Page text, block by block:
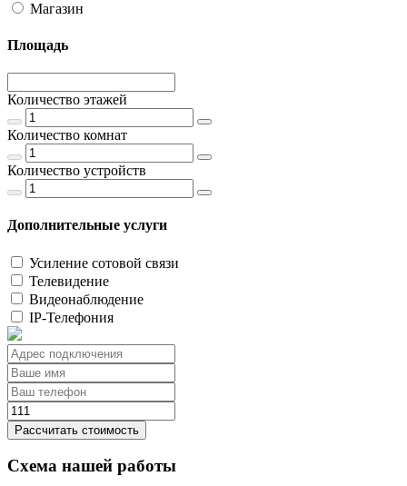
Магазин
Площадь
Количество этажей
Количество комнат
Количество устройств
Дополнительные услуги
Усиление сотовой связи
Телевидение
Видеонаблюдение
IP-Телефония
Рассчитать стоимость
Схема нашей работы